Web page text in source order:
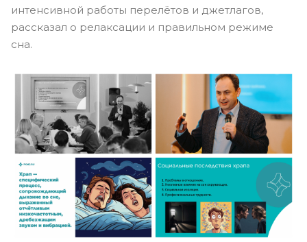
интенсивной работы перелётов и джетлагов,
рассказал о релаксации и правильном режиме
сна.